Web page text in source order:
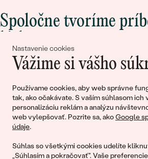
Nastavenie cookies
Vážime si vášho
Používame cookies, aby web správne
tak, ako očakávate. S vaším súhlasom ich
personalizáciu reklám a analýzu
web vylepšovať. Pozrite sa, akoGoogle
údaje.
Súhlas so všetkými cookies udelíte
„Súhlasím a pokračovať". Vaše
Spoločne tvoríme
Pripojte sa k nám!